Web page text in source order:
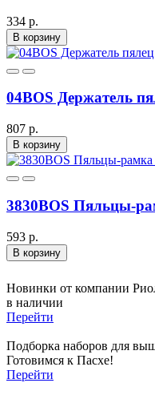
334 р.
В корзину
04BOS Держатель
807 р.
В корзину
3830BOS Пяльцы-
593 р.
В корзину
Новинки от компании
в наличии
Перейти
Подборка наборов для
Готовимся к Пасхе!
Перейти